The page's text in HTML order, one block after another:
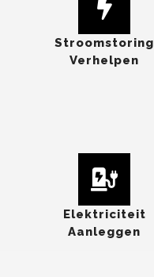
Stroomstoring
Verhelpen
Elektriciteit
Aanleggen